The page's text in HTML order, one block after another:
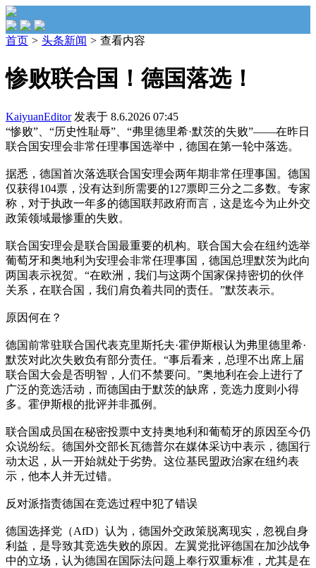
首页 > 头条新闻 > 查看内容
惨败联合国！德国落选！
KaiyuanEditor发表于 8.6.2026 07:45
“惨败”、“历史性耻辱”、“弗里德里希·默茨的失败”——在昨日
联合国安理会非常任理事国选举中，德国在第一轮中落选。
据悉，德国首次落选联合国安理会两年期非常任理事国。德国
仅获得104票，没有达到所需要的127票即三分之二多数。专家
称，对于执政一年多的德国联邦政府而言，这是迄今为止外交
政策领域最惨重的失败。
联合国安理会是联合国最重要的机构。联合国大会在纽约选举
葡萄牙和奥地利为安理会非常任理事国，德国总理默茨为此向
两国表示祝贺。“在欧洲，我们与这两个国家保持密切的伙伴
关系，在联合国，我们肩负着共同的责任。”默茨表示。
原因何在？
德国前常驻联合国代表克里斯托夫·霍伊斯根认为弗里德里希·
默茨对此次失败负有部分责任。“事后看来，总理不出席上届
联合国大会是否明智，人们不禁要问。”奥地利在会上进行了
广泛的竞选活动，而德国由于默茨的缺席，竞选力度则小得
多。霍伊斯根的批评并非孤例。
联合国成员国在秘密投票中支持奥地利和葡萄牙的原因至今仍
众说纷纭。德国外交部长瓦德普尔在媒体采访中表示，德国行
动太迟，从一开始就处于劣势。这位基民盟政治家在纽约表
示，他本人并无过错。
反对派指责德国在竞选过程中犯了错误
德国选择党（AfD）认为，德国外交政策脱离现实，忽视自身
利益，是导致其竞选失败的原因。左翼党批评德国在加沙战争
中的立场，认为德国在国际法问题上奉行双重标准，尤其是在